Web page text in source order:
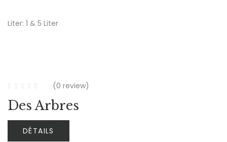
Liter: 1 & 5 Liter
(0 review)
Des Arbres
DÉTAILS